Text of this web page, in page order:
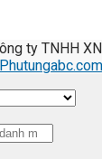
ty TNHH
Phutungabc.com